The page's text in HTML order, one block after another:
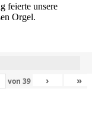
feierte unsere
Orgel.
von39 › »